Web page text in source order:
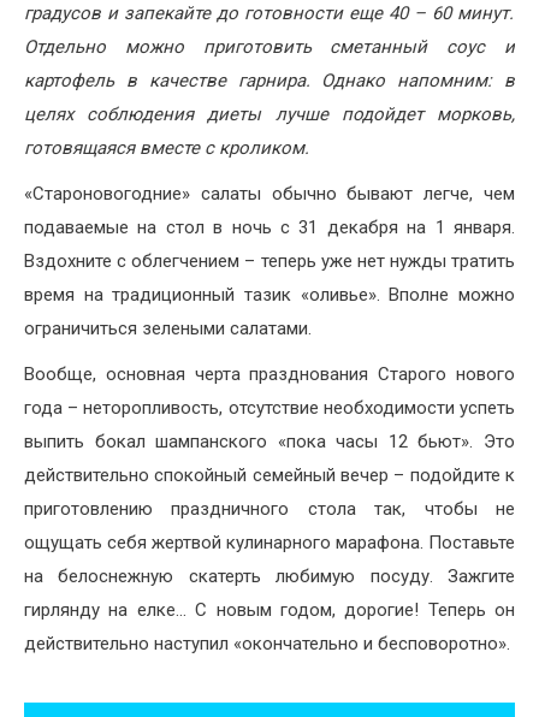
градусов и запекайте до готовности еще 40 – 60 минут.
Отдельно можно приготовить сметанный соус и
картофель в качестве гарнира. Однако напомним: в
целях соблюдения диеты лучше подойдет морковь,
готовящаяся вместе с кроликом.
«Староновогодние» салаты обычно бывают легче, чем
подаваемые на стол в ночь с 31 декабря на 1 января.
Вздохните с облегчением – теперь уже нет нужды тратить
время на традиционный тазик «оливье». Вполне можно
ограничиться зелеными салатами.
Вообще, основная черта празднования Старого нового
года – неторопливость, отсутствие необходимости успеть
выпить бокал шампанского «пока часы 12 бьют». Это
действительно спокойный семейный вечер – подойдите к
приготовлению праздничного стола так, чтобы не
ощущать себя жертвой кулинарного марафона. Поставьте
на белоснежную скатерть любимую посуду. Зажгите
гирлянду на елке… С новым годом, дорогие! Теперь он
действительно наступил «окончательно и бесповоротно».